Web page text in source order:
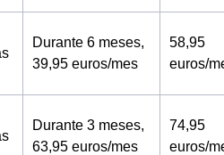
Durante 6 meses,
39,95 euros/mes
58,95
euros/
Durante 3 meses,
63,95 euros/mes
74,95
euros/